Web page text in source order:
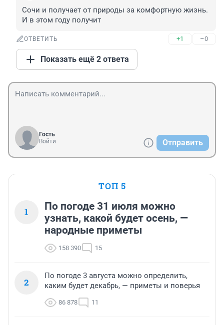
Сочи и получает от природы за комфортную жизнь.
И в этом году получит
ОТВЕТИТЬ +1 –0
Показать ещё 2 ответа
Гость
Войти
Отправить
ТОП 5
1
По погоде 31 июля можно
узнать, какой будет осень, —
народные приметы
158 390 15
2
По погоде 3 августа можно определить,
каким будет декабрь, — приметы и поверья
86 878 11